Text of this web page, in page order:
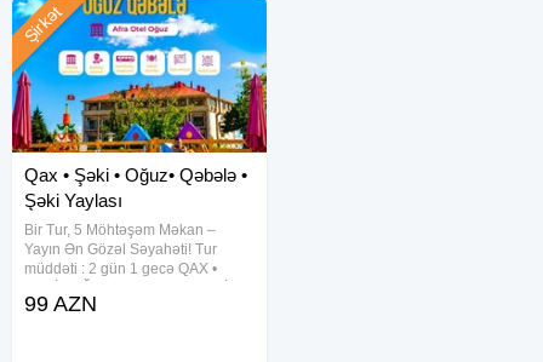
Qax • Şəki • Oğuz• Qəbələ •
Şəki Yaylası
Bir Tur, 5 Möhtəşəm Məkan –
Yayın Ən Gözəl Səyahəti! Tur
müddəti : 2 gün 1 gecə QAX •
YAYLASI Qiymət: Otel Binasında
Şirkət
99 AZN